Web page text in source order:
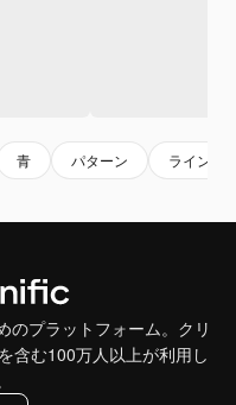
青 パターン ラインパ
のプラットフォーム。クリ
含む100万人以上が利用し